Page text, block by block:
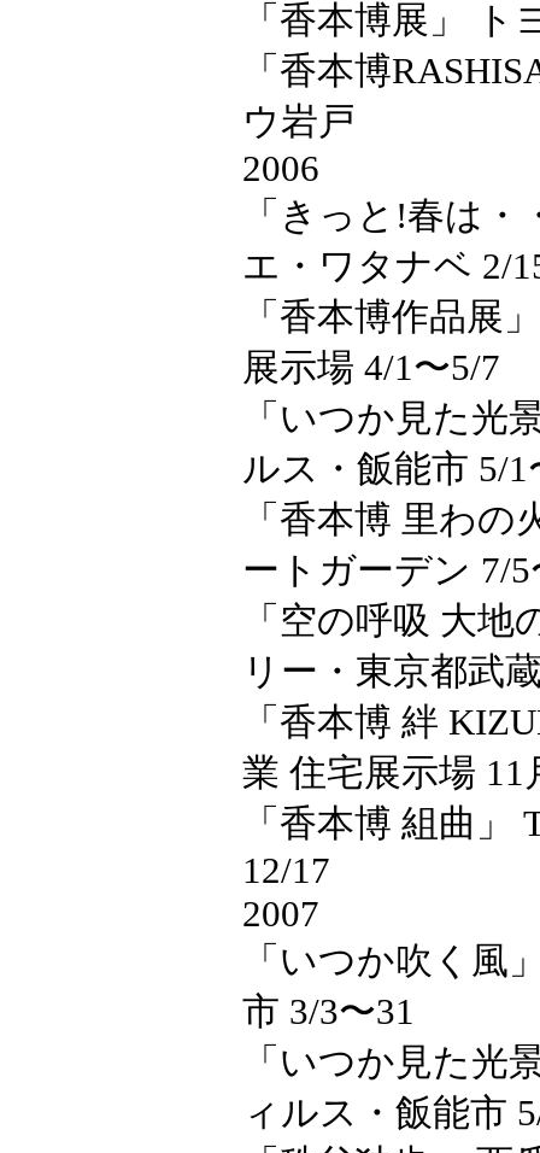
「香本博展」
「香本博
ウ岩戸
2006
「きっと!春は
エ・ワタナベ 2/
「香本博作品展
展示場 4/1〜5/7
「いつか見た光
ルス・飯能市 5/1
「香本博 里わ
ートガーデン 7/5
「空の呼吸 大
リー・東京都武
「香本博 絆
業 住宅展示場 11
「香本博 組曲」
12/17
2007
「いつか吹く風
市 3/3〜31
「いつか見た光
ィルス・飯能市